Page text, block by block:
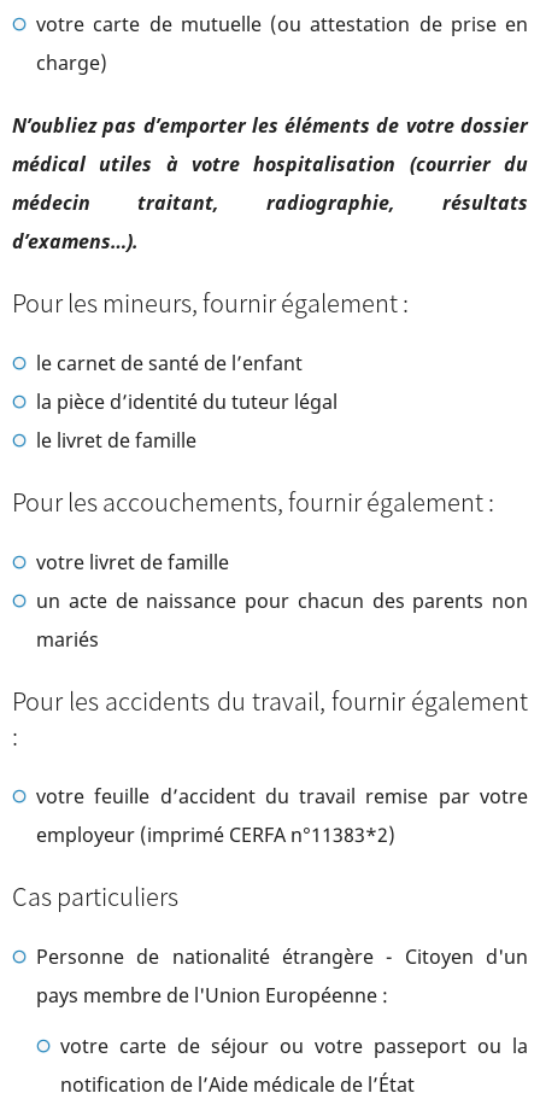
votre carte de mutuelle (ou attestation de prise en
charge)
N’oubliez pas d’emporter les éléments de votre dossier
médical utiles à votre hospitalisation (courrier du
médecin traitant, radiographie, résultats
d’examens…).
Pour les mineurs, fournir également :
le carnet de santé de l’enfant
la pièce d’identité du tuteur légal
le livret de famille
Pour les accouchements, fournir également :
votre livret de famille
un acte de naissance pour chacun des parents non
mariés
Pour les accidents du travail, fournir également
:
votre feuille d’accident du travail remise par votre
employeur (imprimé CERFA n°11383*2)
Cas particuliers
Personne de nationalité étrangère - Citoyen d'un
pays membre de l'Union Européenne :
votre carte de séjour ou votre passeport ou la
notification de l’Aide médicale de l’État